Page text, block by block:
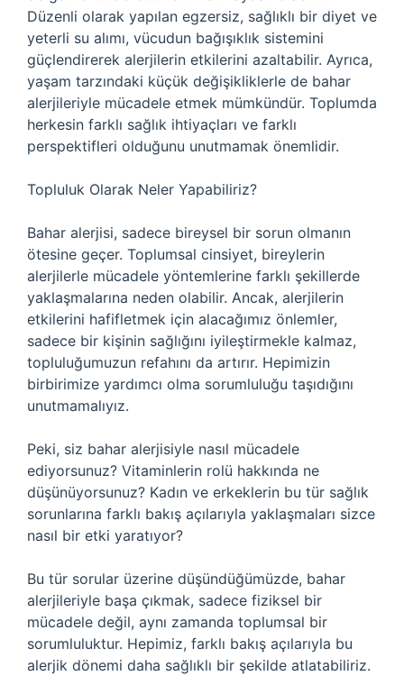
Düzenli olarak yapılan egzersiz, sağlıklı bir diyet ve
yeterli su alımı, vücudun bağışıklık sistemini
güçlendirerek alerjilerin etkilerini azaltabilir. Ayrıca,
yaşam tarzındaki küçük değişikliklerle de bahar
alerjileriyle mücadele etmek mümkündür. Toplumda
herkesin farklı sağlık ihtiyaçları ve farklı
perspektifleri olduğunu unutmamak önemlidir.
Topluluk Olarak Neler Yapabiliriz?
Bahar alerjisi, sadece bireysel bir sorun olmanın
ötesine geçer. Toplumsal cinsiyet, bireylerin
alerjilerle mücadele yöntemlerine farklı şekillerde
yaklaşmalarına neden olabilir. Ancak, alerjilerin
etkilerini hafifletmek için alacağımız önlemler,
sadece bir kişinin sağlığını iyileştirmekle kalmaz,
topluluğumuzun refahını da artırır. Hepimizin
birbirimize yardımcı olma sorumluluğu taşıdığını
unutmamalıyız.
Peki, siz bahar alerjisiyle nasıl mücadele
ediyorsunuz? Vitaminlerin rolü hakkında ne
düşünüyorsunuz? Kadın ve erkeklerin bu tür sağlık
sorunlarına farklı bakış açılarıyla yaklaşmaları sizce
nasıl bir etki yaratıyor?
Bu tür sorular üzerine düşündüğümüzde, bahar
alerjileriyle başa çıkmak, sadece fiziksel bir
mücadele değil, aynı zamanda toplumsal bir
sorumluluktur. Hepimiz, farklı bakış açılarıyla bu
alerjik dönemi daha sağlıklı bir şekilde atlatabiliriz.